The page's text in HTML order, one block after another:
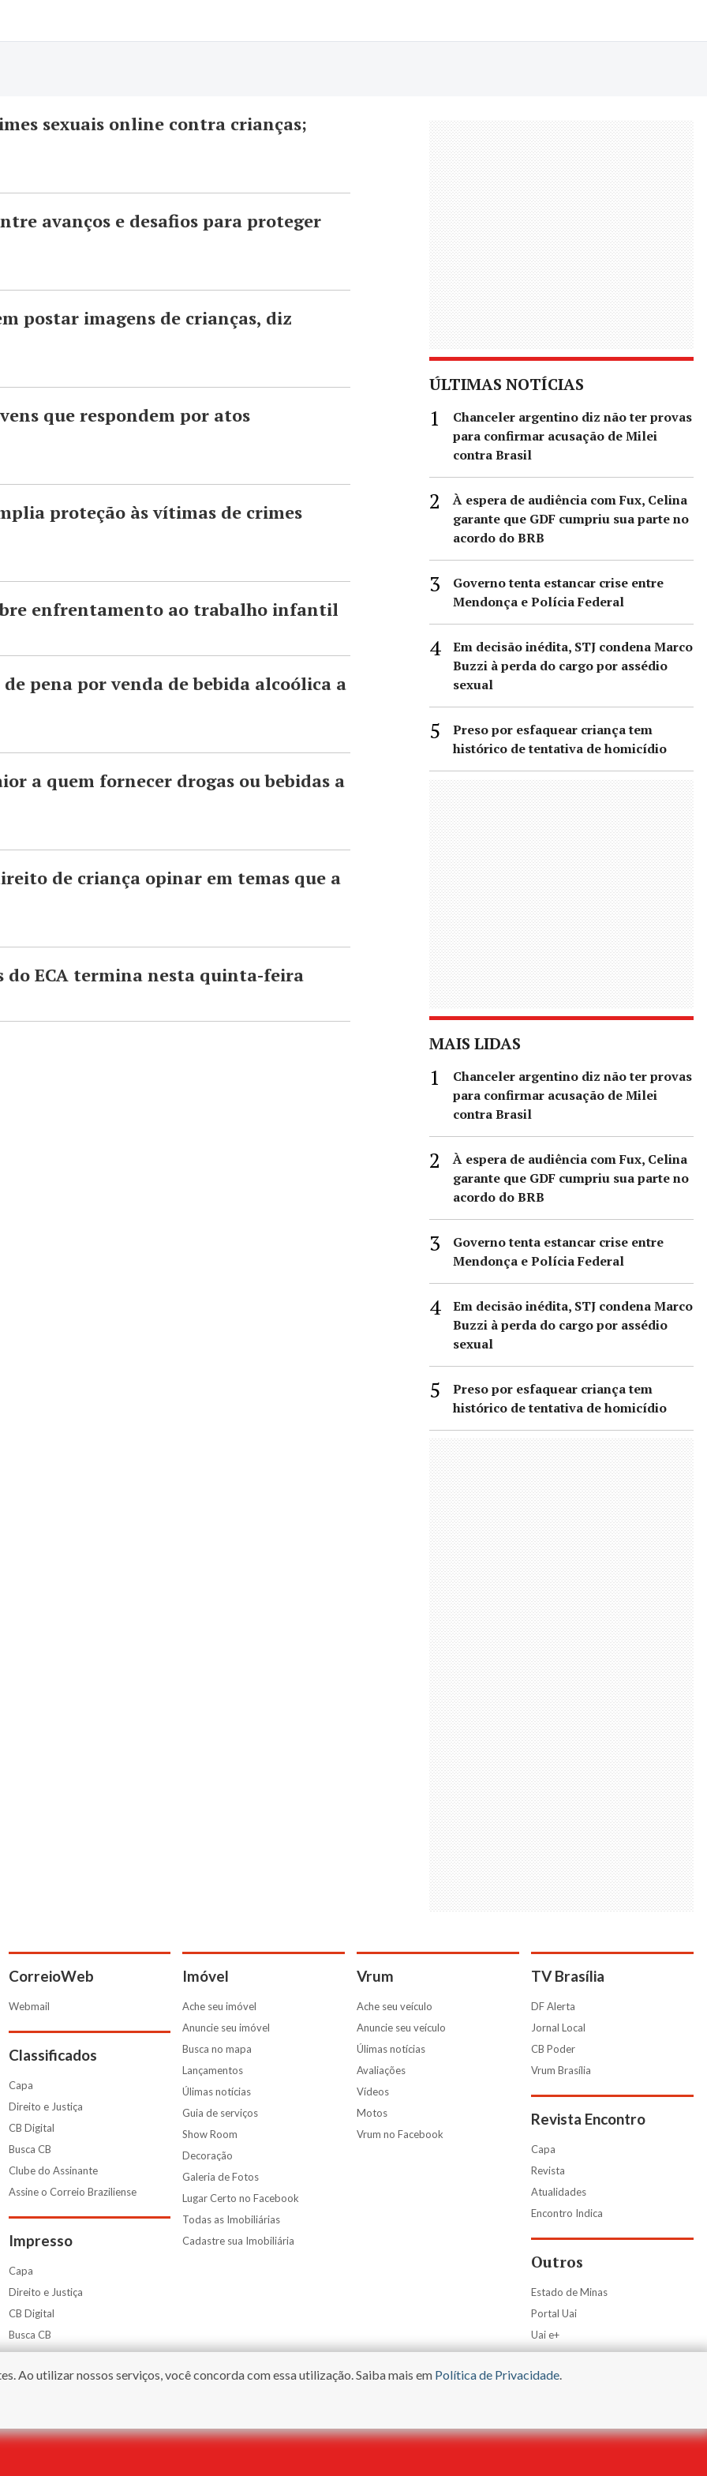
sexuais online contra crianças;
avanços e desafios para proteger
postar imagens de crianças, diz
que respondem por atos
proteção às vítimas de crimes
enfrentamento ao trabalho infantil
pena por venda de bebida alcoólica a
a quem fornecer drogas ou bebidas a
de criança opinar em temas que a
do ECA termina nesta quinta-feira
ÚLTIMAS NOTÍCIAS
Chanceler argentino diz não ter provas
para confirmar acusação de Milei
contra Brasil
À espera de audiência com Fux, Celina
garante que GDF cumpriu sua parte no
acordo do BRB
Governo tenta estancar crise entre
Mendonça e Polícia Federal
Em decisão inédita, STJ condena Marco
Buzzi à perda do cargo por assédio
sexual
Preso por esfaquear criança tem
histórico de tentativa de homicídio
MAIS LIDAS
Chanceler argentino diz não ter provas
para confirmar acusação de Milei
contra Brasil
À espera de audiência com Fux, Celina
garante que GDF cumpriu sua parte no
acordo do BRB
Governo tenta estancar crise entre
Mendonça e Polícia Federal
Em decisão inédita, STJ condena Marco
Buzzi à perda do cargo por assédio
sexual
Preso por esfaquear criança tem
histórico de tentativa de homicídio
CorreioWeb
Webmail
Classificados
Capa
Direito e Justiça
CB Digital
Busca CB
Clube do Assinante
Assine o Correio Braziliense
Impresso
Capa
Direito e Justiça
CB Digital
Busca CB
Clube do Assinante
Assine o Correio Braziliense
Imóvel
Ache seu imóvel
Anuncie seu imóvel
Busca no mapa
Lançamentos
Úlimas notícias
Guia de serviços
Show Room
Decoração
Galeria de Fotos
Lugar Certo no Facebook
Todas as Imobiliárias
Cadastre sua Imobiliária
Vrum
Ache seu veículo
Anuncie seu veículo
Úlimas notícias
Avaliações
Vídeos
Motos
Vrum no Facebook
TV Brasília
DF Alerta
Jornal Local
CB Poder
Vrum Brasília
Revista Encontro
Capa
Revista
Atualidades
Encontro Indica
Outros
Estado de Minas
Portal Uai
Uai e+
Ao utilizar nossos serviços, você concorda com essa utilização. Saiba mais em Política de Privacidade.